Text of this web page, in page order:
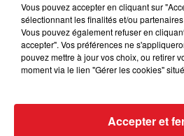
Vous pouvez accepter en cliquant sur
sélectionnant les finalités et/ou
Vous pouvez également refuser en
accepter". Vos préférences ne
pouvez mettre à jour vos choix, ou retirer
moment via le lien "Gérer les cookies"
Accepter et